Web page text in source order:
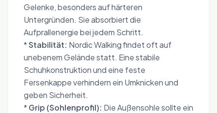
Gelenke, besonders auf härteren
Untergründen. Sie absorbiert die
Aufprallenergie bei jedem Schritt.
*Stabilität: Nordic Walking findet oft auf
unebenem Gelände statt. Eine stabile
Schuhkonstruktion und eine feste
Fersenkappe verhindern ein Umknicken und
geben Sicherheit.
*Grip (Sohlenprofil): Die Außensohle sollte ein